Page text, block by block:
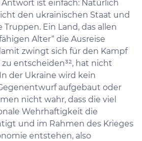
ist einfach: Natürlich
den ukrainischen Staat und
Ein Land, das allen
Alter“ die Ausreise
zwingt sich für den Kampf
entscheiden³², hat nicht
der Ukraine wird kein
aufgebaut oder
nicht wahr, dass die viel
Wehrhaftigkeit die
und im Rahmen des Krieges
entstehen, also